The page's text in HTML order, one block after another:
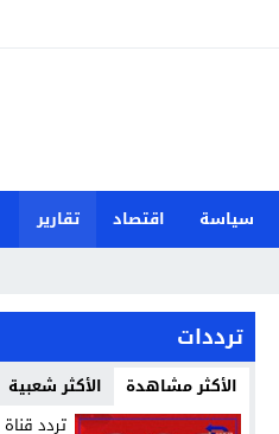
سياسة اقتصاد
تقارير
ترددات
الأكثر مشاهدة الأكثر شعبية